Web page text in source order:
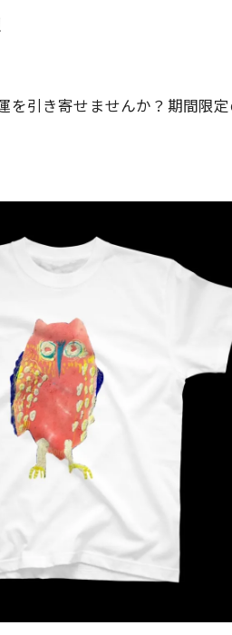
引き寄せませんか？期間限